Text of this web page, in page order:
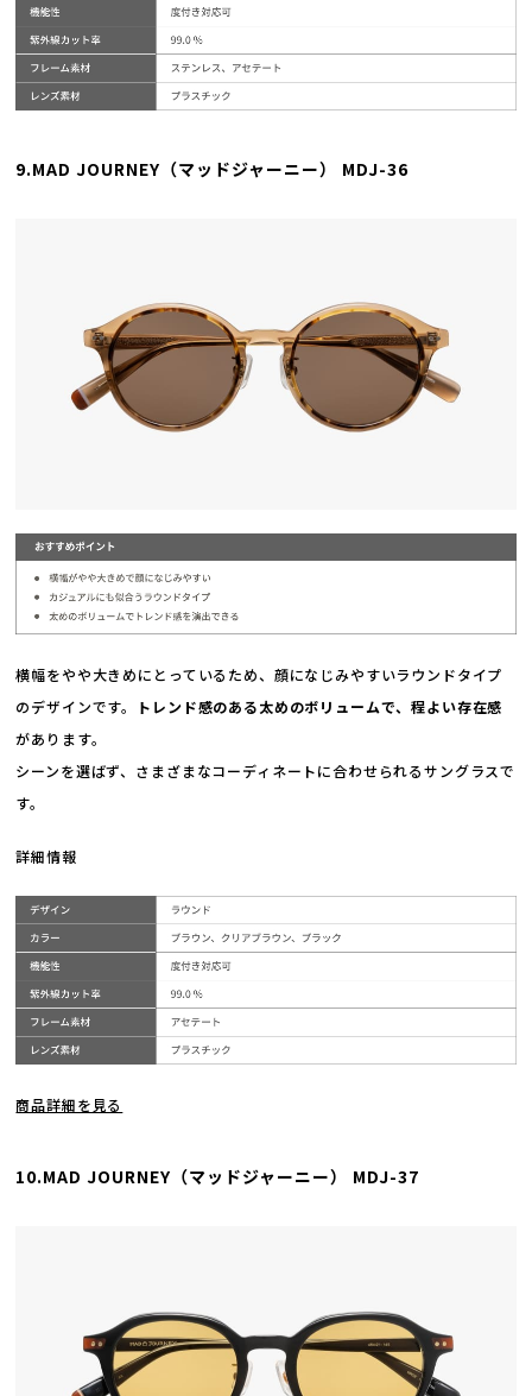
9.MAD JOURNEY（マッドジャーニー） MDJ-36
横幅をやや大きめにとっているため、顔になじみやすいラウンドタイプ
のデザインです。
トレンド感のある太めのボリュームで、程よい存在感
があります。
シーンを選ばず、さまざまなコーディネートに合わせられるサングラスで
す。
詳細情報
商品詳細を見る
10.MAD JOURNEY（マッドジャーニー） MDJ-37